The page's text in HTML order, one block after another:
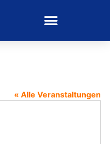
« Alle Veranstaltungen